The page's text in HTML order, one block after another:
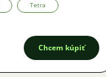
Tetra
Chcem kúpiť